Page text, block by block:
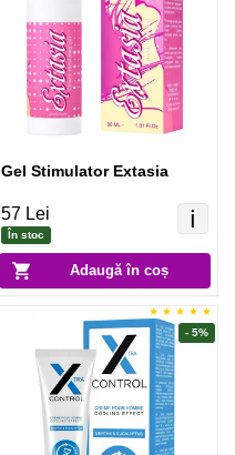
Adaugă în coș
ℹ️
Gel Stimulator Extasia
57 Lei
În stoc
- 5%